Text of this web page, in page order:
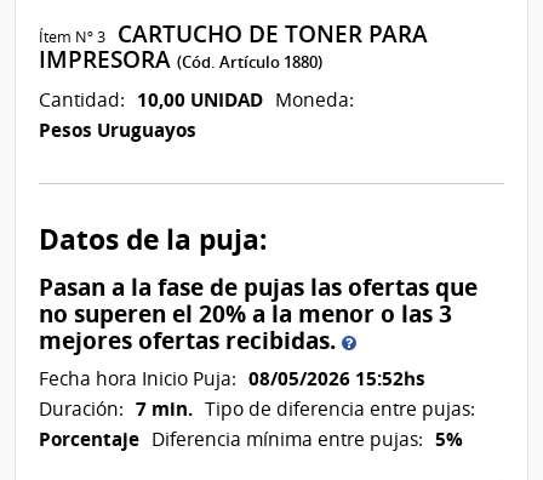
ofertas
recibidas.
Ítem Nº 3
CARTUCHO DE TONER PARA
IMPRESORA(Cód. Artículo 1880)
Cantidad: 10,00 UNIDAD Moneda:
Pesos Uruguayos
Datos de la puja:
Pasan a la fase de pujas las ofertas que
no superen el 20% a la menor o las 3
mejores ofertas recibidas. Pasan
a
la
fase
de
Fecha hora Inicio Puja: 08/05/2026 15:52hs
Duración: 7 min. Tipo de diferencia entre pujas:
Porcentaje Diferencia mínima entre pujas: 5%